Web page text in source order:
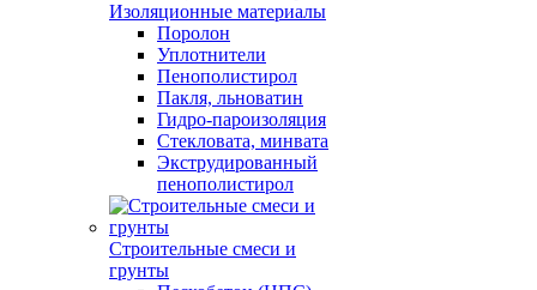
Изоляционные материалы
Поролон
Уплотнители
Пенополистирол
Пакля, льноватин
Гидро-пароизоляция
Стекловата, минвата
Экструдированный
пенополистирол
Строительные смеси и
грунты